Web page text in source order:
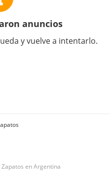
anuncios
y vuelve a intentarlo.
en Argentina